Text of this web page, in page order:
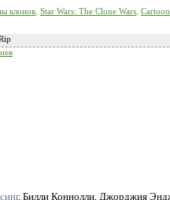
клонов, Star Wars: The Clone Wars,
, Билли Коннолли, Джорджия